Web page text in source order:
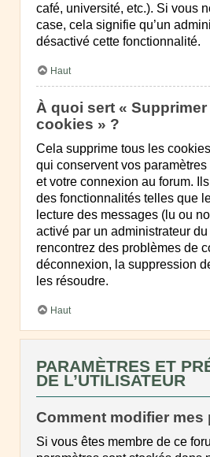
café, université, etc.). Si vous
case, cela signifie qu’un
désactivé cette fonctionnalité.
Haut
À quoi sert « Supprimer
cookies » ?
Cela supprime tous les
qui conservent vos paramètres
et votre connexion au forum.
des fonctionnalités telles que
lecture des messages (lu ou
activé par un administrateur
rencontrez des problèmes de
déconnexion, la suppression
les résoudre.
Haut
PARAMÈTRES ET
DE L’UTILISATEUR
Comment modifier mes
Si vous êtes membre de ce